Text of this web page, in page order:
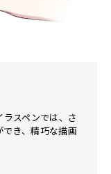
スペンでは、さ
き、精巧な描画